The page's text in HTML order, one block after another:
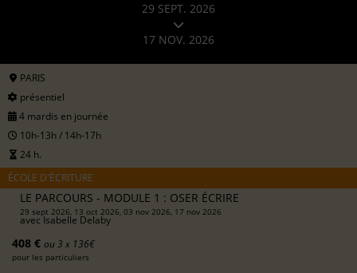
29 SEPT. 2026
17 NOV. 2026
PARIS
présentiel
4 mardis en journée
10h-13h / 14h-17h
24 h.
ÉCOLE D'ÉCRITURE
LE PARCOURS - MODULE 1 : OSER ÉCRIRE
29 sept 2026, 13 oct 2026, 03 nov 2026, 17 nov 2026
avecIsabelle Delaby
408 € ou 3 x 136€
pour les particuliers